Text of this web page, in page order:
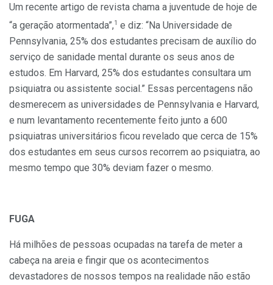
Um recente artigo de revista chama a juventude de hoje de
“a geração atormentada”,1
e diz: “Na Universidade de
Pennsylvania, 25% dos estudantes precisam de auxílio do
serviço de sanidade mental durante os seus anos de
estudos. Em Harvard, 25% dos estudantes consultara um
psiquiatra ou assistente social.” Essas percentagens não
desmerecem as universidades de Pennsylvania e Harvard,
e num levantamento recentemente feito junto a 600
psiquiatras universitários ficou revelado que cerca de 15%
dos estudantes em seus cursos recorrem ao psiquiatra, ao
mesmo tempo que 30% deviam fazer o mesmo.
FUGA
Há milhões de pessoas ocupadas na tarefa de meter a
cabeça na areia e fingir que os acontecimentos
devastadores de nossos tempos na realidade não estão